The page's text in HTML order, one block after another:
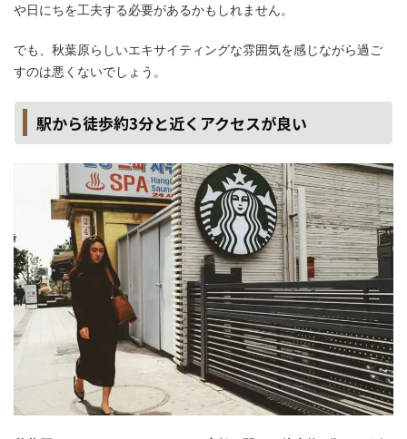
や日にちを工夫する必要があるかもしれません。
でも、秋葉原らしいエキサイティングな雰囲気を感じながら過ご
すのは悪くないでしょう。
駅から徒歩約3分と近くアクセスが良い